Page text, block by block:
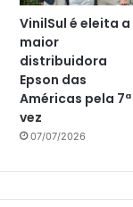
VinilSul é eleita a
maior
distribuidora
Epson das
Américas pela 7ª
vez
07/07/2026